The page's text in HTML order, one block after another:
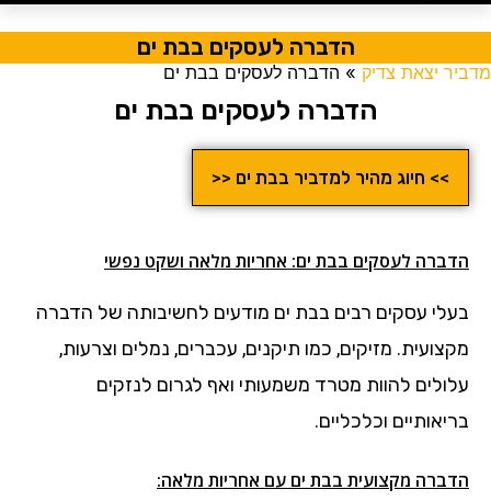
הדברה לעסקים בבת ים
מדביר יצאת צדיק » הדברה לעסקים בבת ים
הדברה לעסקים בבת ים
>> חיוג מהיר למדביר בבת ים <<
הדברה לעסקים בבת ים: אחריות מלאה ושקט נפשי
בעלי עסקים רבים בבת ים מודעים לחשיבותה של הדברה
מקצועית. מזיקים, כמו תיקנים, עכברים, נמלים וצרעות,
עלולים להוות מטרד משמעותי ואף לגרום לנזקים
בריאותיים וכלכליים.
הדברה מקצועית בבת ים עם אחריות מלאה: